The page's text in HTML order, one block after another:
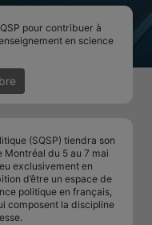
pour contribuer à
en science
(SQSP) tiendra son
Montréal du 5 au 7 mai
exclusivement en
d’être un espace de
politique en français,
composent la discipline